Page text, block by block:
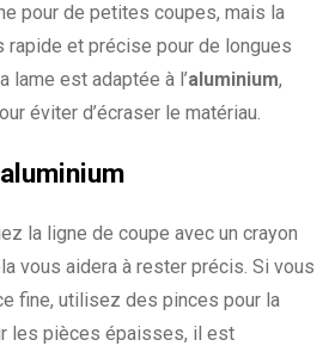
pour de petites coupes, mais la
et précise pour de longues
lame est adaptée à l’aluminium,
éviter d’écraser le matériau.
la ligne de coupe avec un crayon
vous aidera à rester précis. Si vous
fine, utilisez des pinces pour la
les pièces épaisses, il est